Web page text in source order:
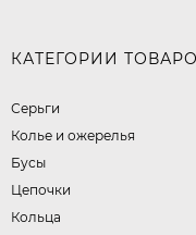
КАТЕГОРИИ
Серьги
Колье и ожерелья
Бусы
Цепочки
Кольца